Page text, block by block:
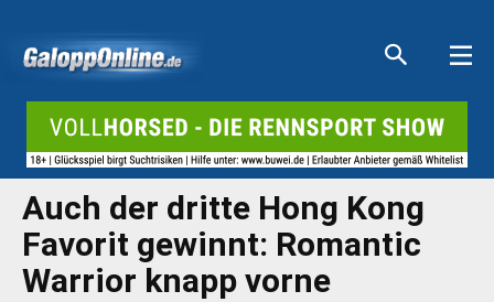
Auch der dritte Hong Kong
Favorit gewinnt: Romantic
Warrior knapp vorne